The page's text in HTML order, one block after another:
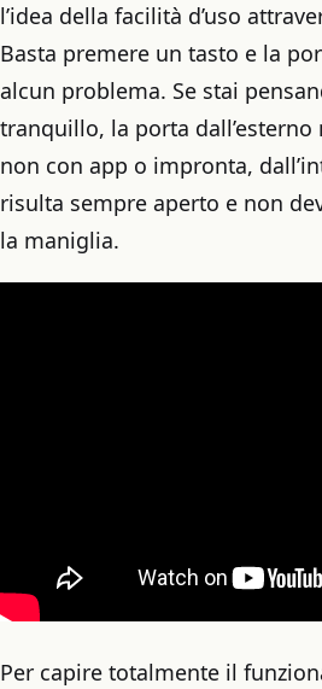
l’idea della facilità d’uso
Basta premere un tasto e la
alcun problema. Se stai
tranquillo, la porta
non con app o impronta,
risulta sempre aperto e non
la maniglia.
Per capire totalmente il